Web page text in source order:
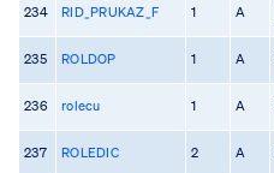
234 RID_PRUKAZ_F 1 A
235 ROLDOP 1 A
236 rolecu 1 A
237 ROLEDIC 2 A